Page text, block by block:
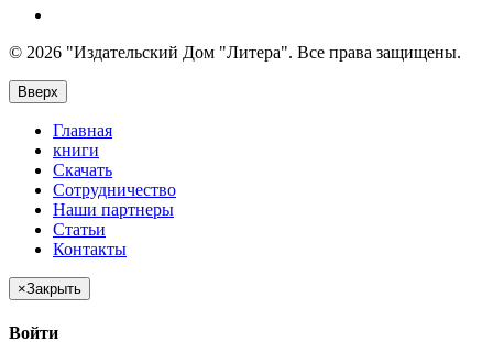
© 2026 "Издательский Дом "Литера". Все права защищены.
Вверх
Главная
книги
Скачать
Сотрудничество
Наши партнеры
Статьи
Контакты
×Закрыть
Войти